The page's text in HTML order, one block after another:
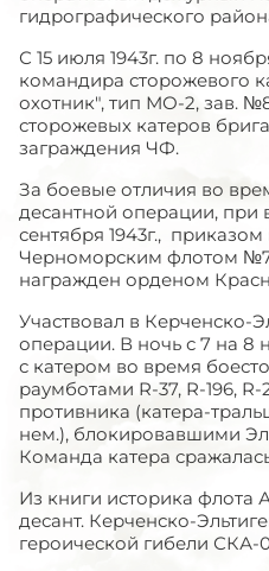
гидрографического
С 15 июля 1943г. по 8
командира сторожевого
охотник", тип МО-2, зав.
сторожевых катеров
заграждения ЧФ.
За боевые отличия во
десантной операции, при
сентября 1943г.,
Черноморским флотом
награжден орденом
Участвовал в Керченско-
операции. В ночь с 7 на 8
с катером во время
раумботами R-37, R-196, R-
противника (катера-
нем.), блокировавшими
Команда катера
Из книги историка флота
десант. Керченско-
героической гибели СКА-